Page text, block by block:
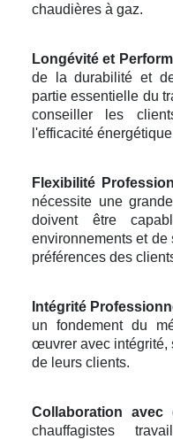
chaudières à gaz.
Longévité et
de la durabilité et
partie essentielle du
conseiller les
l'efficacité
Flexibilité
nécessite une
doivent être
environnements et de
préférences des
Intégrité
un fondement du
œuvrer avec intégrité,
de leurs clients.
Collaboration avec
chauffagistes